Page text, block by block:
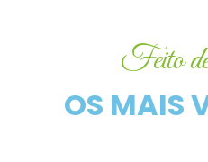
Feito
OS MAIS